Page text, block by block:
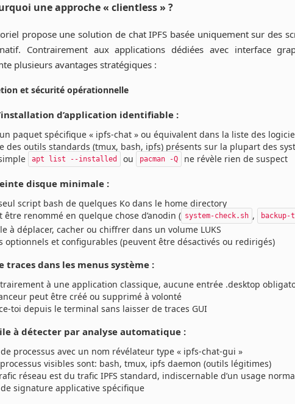
une approche « clientless » ?
propose une solution de chat IPFS basée uniquement sur des
Contrairement aux applications dédiées avec interface
plusieurs avantages stratégiques :
et sécurité opérationnelle
d’application identifiable :
paquet spécifique « ipfs-chat » ou équivalent dans la liste des
des outils standards (tmux, bash, ipfs) présents sur la plupart des
apt list --installed ou pacman -Q ne révèle rien de suspect
disque minimale :
script bash de quelques Ko dans le home directory
être renommé en quelque chose d’anodin ( system-check.sh ,
à déplacer, cacher ou chiffrer dans un volume LUKS
optionnels et configurables (peuvent être désactivés ou redirigés)
traces dans les menus système :
à une application classique, aucune entrée .desktop
peut être créé ou supprimé à volonté
toi depuis le terminal sans laisser de traces GUI
à détecter par analyse automatique :
de processus avec un nom révélateur type « ipfs-chat-gui »
processus visibles sont: bash, tmux, ipfs daemon (outils légitimes)
réseau est du trafic IPFS standard, indiscernable d’un usage
de signature applicative spécifique